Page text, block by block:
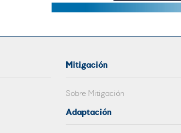
Mitigación
Sobre Mitigación
Adaptación